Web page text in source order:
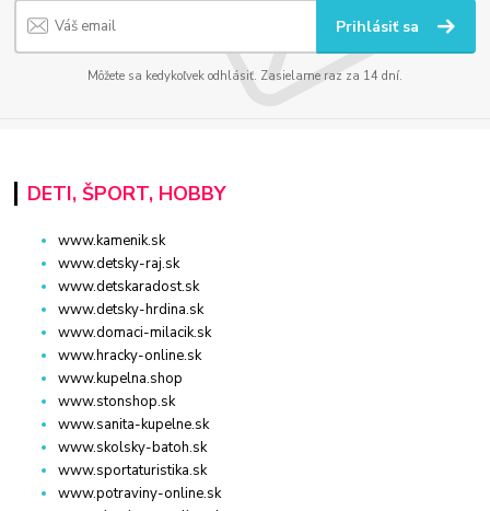
Prihlásiť sa
Môžete sa kedykoľvek odhlásiť. Zasielame raz za 14 dní.
DETI, ŠPORT, HOBBY
www.kamenik.sk
www.detsky-raj.sk
www.detskaradost.sk
www.detsky-hrdina.sk
www.domaci-milacik.sk
www.hracky-online.sk
www.kupelna.shop
www.stonshop.sk
www.sanita-kupelne.sk
www.skolsky-batoh.sk
www.sportaturistika.sk
www.potraviny-online.sk